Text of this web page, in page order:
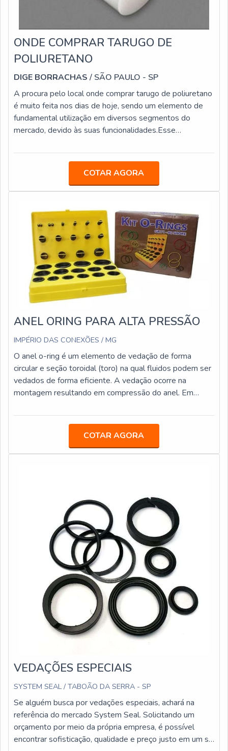
ONDE COMPRAR TARUGO DE
POLIURETANO
DIGE BORRACHAS / SÃO PAULO - SP
A procura pelo local onde comprar tarugo de poliuretano
é muito feita nos dias de hoje, sendo um elemento de
fundamental utilização em diversos segmentos do
mercado, devido às suas funcionalidades.Esse
muita resistência ao corte e à compressão. Dessa forma,
alta elasticidade, trabalhando com uma grande variação
de dureza, que é obtida através de sua fabricação.O
COTAR AGORA
ANEL ORING PARA ALTA PRESSÃO
IMPÉRIO DAS CONEXÕES / MG
O anel o-ring é um elemento de vedação de forma
circular e seção toroidal (toro) na qual fluidos podem ser
vedados de forma eficiente. A vedação ocorre na
montagem resultando em compressão do anel. Em
deformação, ajudando na função de vedação. Construído
COTAR AGORA
VEDAÇÕES ESPECIAIS
SYSTEM SEAL / TABOÃO DA SERRA - SP
Se alguém busca por vedações especiais, achará na
referência do mercado System Seal. Solicitando um
orçamento por meio da própria empresa, é possível
encontrar sofisticação, qualidade e preço justo em um só